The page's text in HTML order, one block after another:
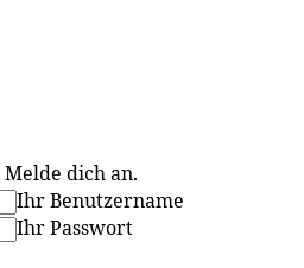
dich an.
Ihr Benutzername
Ihr Passwort